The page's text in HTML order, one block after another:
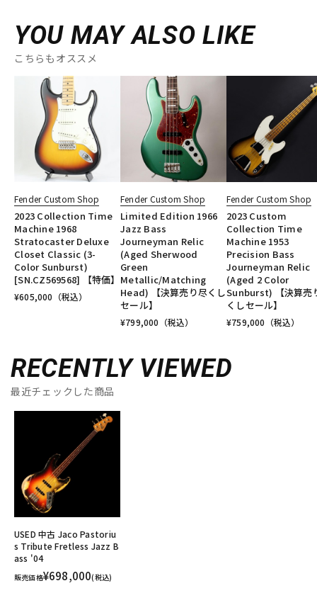
YOU MAY ALSO LIKE
こちらもオススメ
Fender Custom Shop
2023 Collection Time
Machine 1968
Stratocaster Deluxe
Closet Classic (3-
Color Sunburst)
[SN.CZ569568] 【特価】
¥605,000 （税込）
Fender Custom Shop
Limited Edition 1966
Jazz Bass
Journeyman Relic
(Aged Sherwood
Green
Metallic/Matching
Head) 【決算売り尽くし
セール】
¥799,000 （税込）
Fender Custom Shop
2023 Custom
Collection Time
Machine 1953
Precision Bass
Journeyman Relic
(Aged 2 Color
Sunburst) 【決算売
くしセール】
¥759,000 （税込）
RECENTLY VIEWED
最近チェックした商品
USED 中古 Jaco Pastoriu
s Tribute Fretless Jazz B
ass '04
販売価格¥698,000(税込)